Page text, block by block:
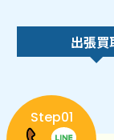
出張買
Step01